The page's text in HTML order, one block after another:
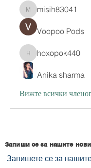
misih83041
misih83041
Voopoo Pods
hoxopok440
hoxopok440
Anika sharma
Вижте всички
Запиши се за нашите
Запишете се за